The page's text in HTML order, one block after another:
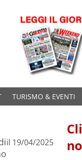
TURISMO & EVENTI
il 19/04/2025